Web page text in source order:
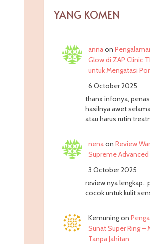
YANG KOMEN
annaon
Glow di ZAP Clinic
untuk Mengatasi
6 October 2025
thanx infonya,
hasilnya awet
atau harus rutin
nenaonReview
Supreme Advanced
3 October 2025
review nya lengkap..
cocok untuk kulit
Kemuningon
Sunat Super Ring –
Tanpa Jahitan